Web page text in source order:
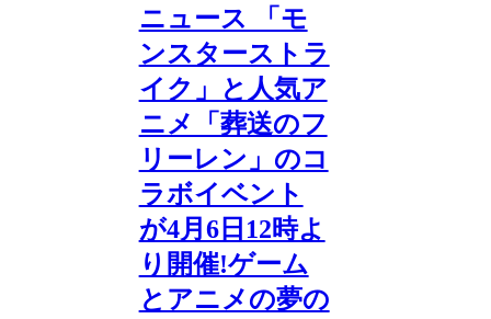
ニュース 「モ
ンスターストラ
イク」と人気ア
ニメ「葬送のフ
リーレン」のコ
ラボイベント
が4月6日12時よ
り開催!ゲーム
とアニメの夢の